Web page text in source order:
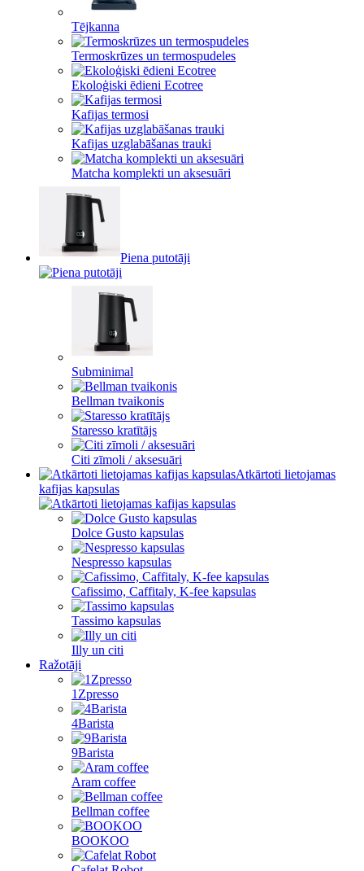
Tējkanna
Termoskrūzes un termospudeles
Ekoloģiski ēdieni Ecotree
Kafijas termosi
Kafijas uzglabāšanas trauki
Matcha komplekti un aksesuāri
Piena putotāji
Subminimal
Bellman tvaikonis
Staresso kratītājs
Citi zīmoli / aksesuāri
Atkārtoti lietojamas
kafijas kapsulas
Dolce Gusto kapsulas
Nespresso kapsulas
Cafissimo, Caffitaly, K-fee kapsulas
Tassimo kapsulas
Illy un citi
Ražotāji
1Zpresso
4Barista
9Barista
Aram coffee
Bellman coffee
BOOKOO